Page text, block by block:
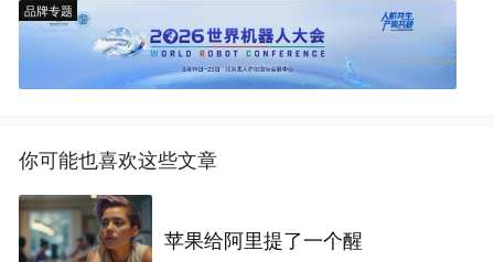
品牌专题
你可能也喜欢这些文章
苹果给阿里提了一个醒